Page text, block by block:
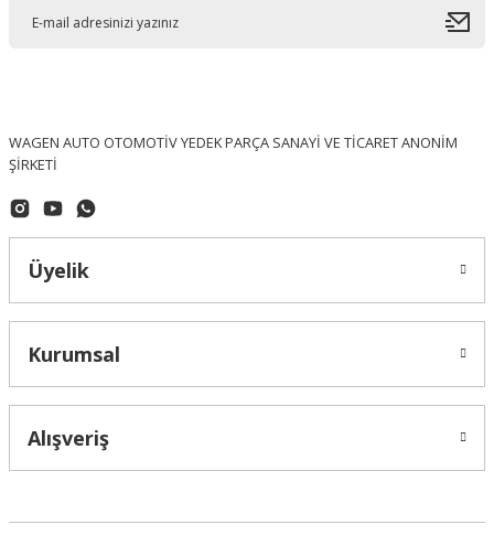
OPTIMAL (Made In Germany)
Volkswagen Golf 6 Ön Fren Diski Takım OPTİMAL - 1K0615301AK / BS-
4.167,24 ₺
WAGEN AUTO OTOMOTİV YEDEK PARÇA SANAYİ VE TİCARET ANONİM
ŞİRKETİ
Üyelik
Kurumsal
Alışveriş